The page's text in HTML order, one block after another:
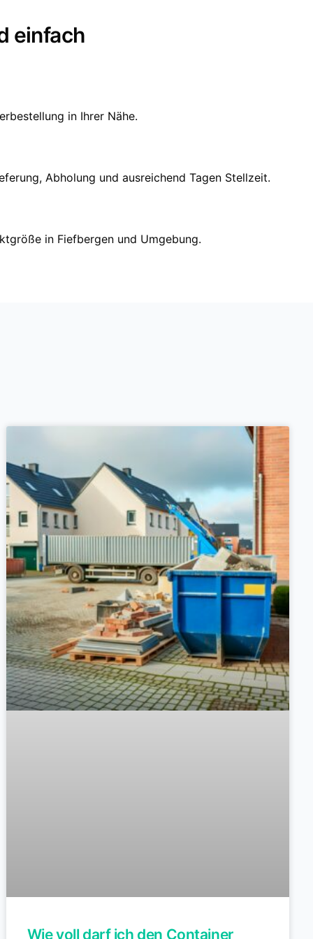
einfach
in Ihrer Nähe.
Abholung und ausreichend Tagen Stellzeit.
in Fiefbergen und Umgebung.
Wie voll darf ich den Container